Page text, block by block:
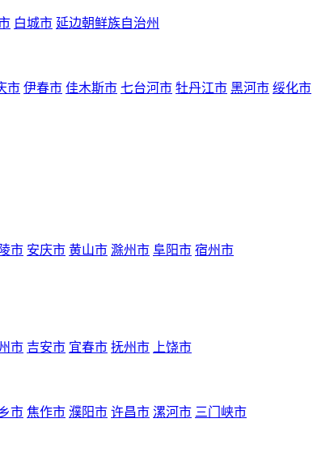
白城市 延边朝鲜族自治州
市 伊春市 佳木斯市 七台河市 牡丹江市 黑河市 绥化市
市 安庆市 黄山市 滁州市 阜阳市 宿州市
市 吉安市 宜春市 抚州市 上饶市
市 焦作市 濮阳市 许昌市 漯河市 三门峡市